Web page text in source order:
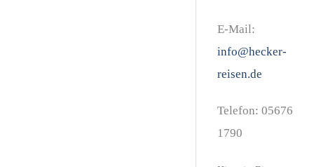
E-Mail:
info@hecker-
reisen.de
Telefon: 05676
1790